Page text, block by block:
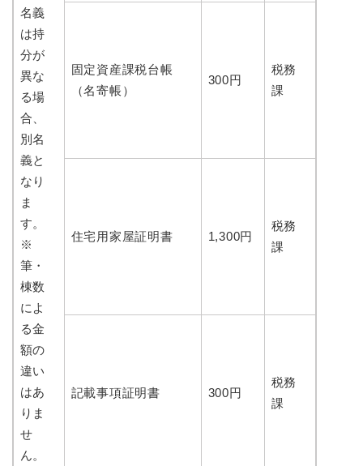
名義
は持
分が
異な
る場
合、
別名
義と
なり
ま
す。
※
筆・
棟数
によ
る金
額の
違い
はあ
りま
せ
ん。
固定資産課税台帳
（名寄帳）
300円
税務
課
住宅用家屋証明書 1,300円
税務
課
記載事項証明書 300円
税務
課